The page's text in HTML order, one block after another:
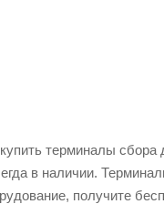
терминалы сбора
в наличии.
получите